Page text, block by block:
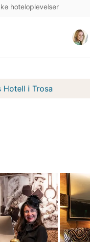
hoteloplevelser
Hotell i Trosa